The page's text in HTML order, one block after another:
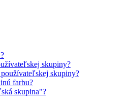
skupiny?
skupiny?
farbu?
skupina"?